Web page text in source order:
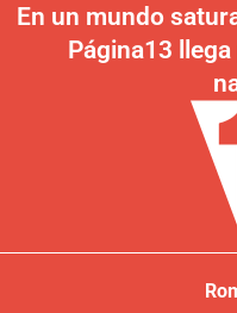
En un mundo
Página13